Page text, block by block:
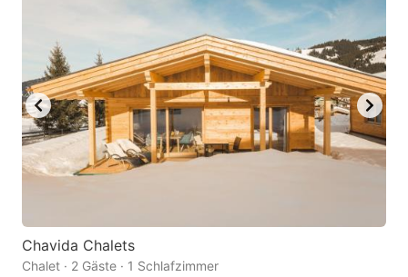
Chavida Chalets
Chalet · 2 Gäste · 1 Schlafzimmer